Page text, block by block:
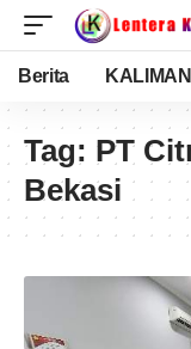
Berita
Tag: PT
Bekasi